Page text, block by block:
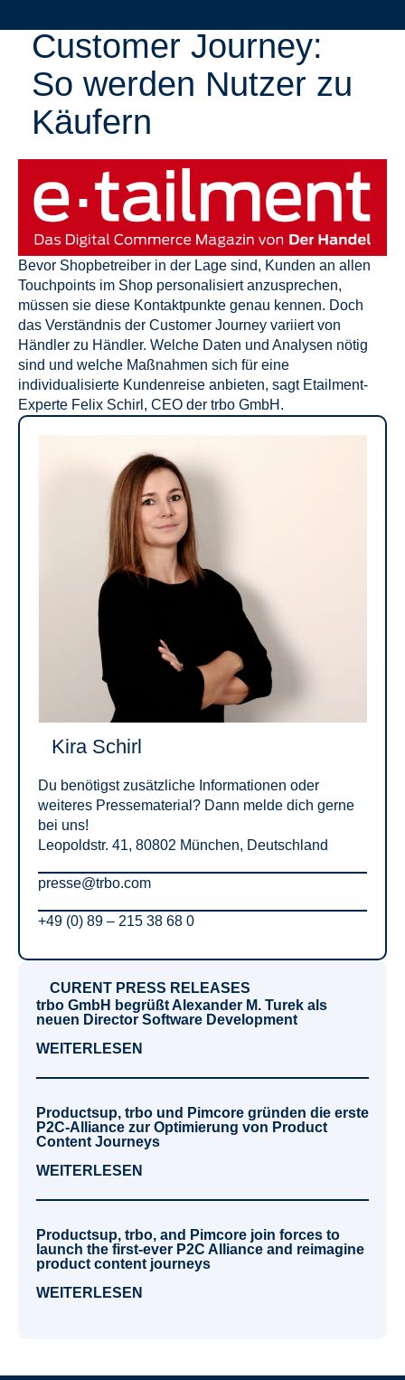
Customer Journey:
So werden Nutzer zu
Käufern
Bevor Shopbetreiber in der Lage sind, Kunden an allen
Touchpoints im Shop personalisiert anzusprechen,
müssen sie diese Kontaktpunkte genau kennen. Doch
das Verständnis der Customer Journey variiert von
Händler zu Händler. Welche Daten und Analysen nötig
sind und welche Maßnahmen sich für eine
individualisierte Kundenreise anbieten, sagt Etailment-
Experte Felix Schirl, CEO der trbo GmbH.
Kira Schirl
Du benötigst zusätzliche Informationen oder
weiteres Pressematerial? Dann melde dich gerne
bei uns!
Leopoldstr. 41, 80802 München, Deutschland
presse@trbo.com
+49 (0) 89 – 215 38 68 0
CURENT PRESS RELEASES
trbo GmbH begrüßt Alexander M. Turek als
neuen Director Software Development
WEITERLESEN
Productsup, trbo und Pimcore gründen die erste
P2C-Alliance zur Optimierung von Product
Content Journeys
WEITERLESEN
Productsup, trbo, and Pimcore join forces to
launch the first-ever P2C Alliance and reimagine
product content journeys
WEITERLESEN